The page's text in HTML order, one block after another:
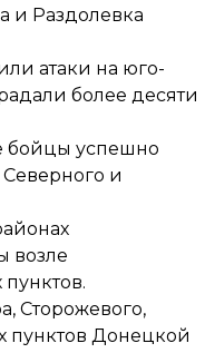
и Раздолевка
атаки на юго-
более десяти
бойцы успешно
и
возле
Сторожевого,
пунктов Донецкой